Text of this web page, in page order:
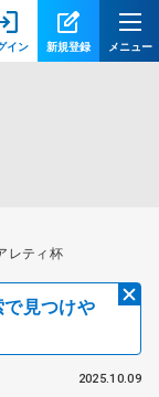
イン 新規登録 メニュー
レティ杯
見つけや
2025.10.09